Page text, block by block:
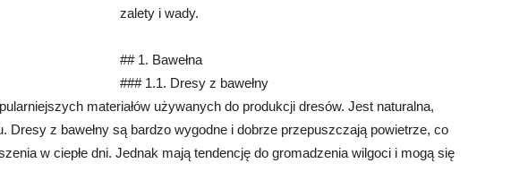
zalety i wady.
## 1. Bawełna
### 1.1. Dresy z bawełny
materiałów używanych do produkcji dresów. Jest naturalna,
Dresy z bawełny są bardzo wygodne i dobrze przepuszczają powietrze, co
w ciepłe dni. Jednak mają tendencję do gromadzenia wilgoci i mogą się